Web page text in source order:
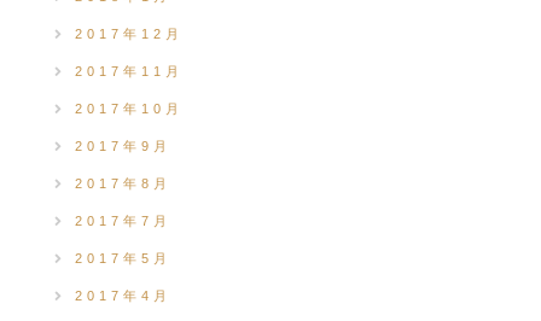
2017年12月
2017年11月
2017年10月
2017年9月
2017年8月
2017年7月
2017年5月
2017年4月